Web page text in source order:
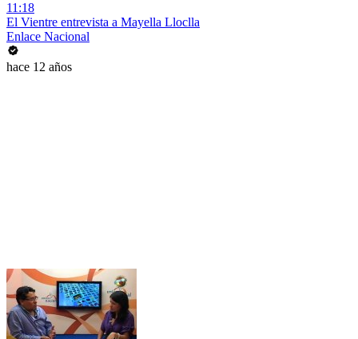
11:18
El Vientre entrevista a Mayella Lloclla
Enlace Nacional
hace 12 años